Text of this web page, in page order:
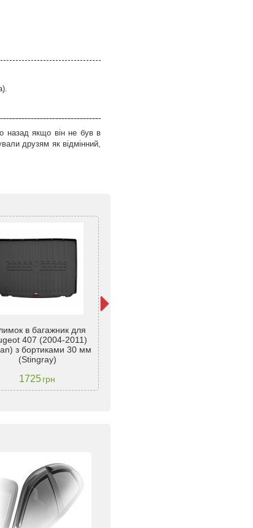
назад якщо він не був в
друзям як відмінний,
в багажник для
407 (2004-2011)
з бортиками 30 мм
(Stingray)
1725грн